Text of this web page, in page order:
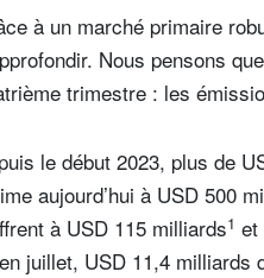
à un marché primaire
Nous pensons
trimestre : les
le début 2023, plus de
aujourd’hui à USD 500
à USD 115 milliards1 et
juillet, USD 11,4